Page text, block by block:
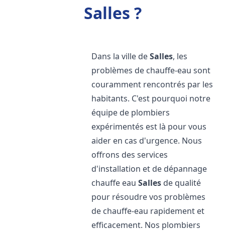
Salles ?
Dans la ville deSalles, les
problèmes de chauffe-eau sont
couramment rencontrés par les
habitants. C'est pourquoi notre
équipe de plombiers
expérimentés est là pour vous
aider en cas d'urgence. Nous
offrons des services
d'installation et de dépannage
chauffe eauSalles de qualité
pour résoudre vos problèmes
de chauffe-eau rapidement et
efficacement. Nos plombiers